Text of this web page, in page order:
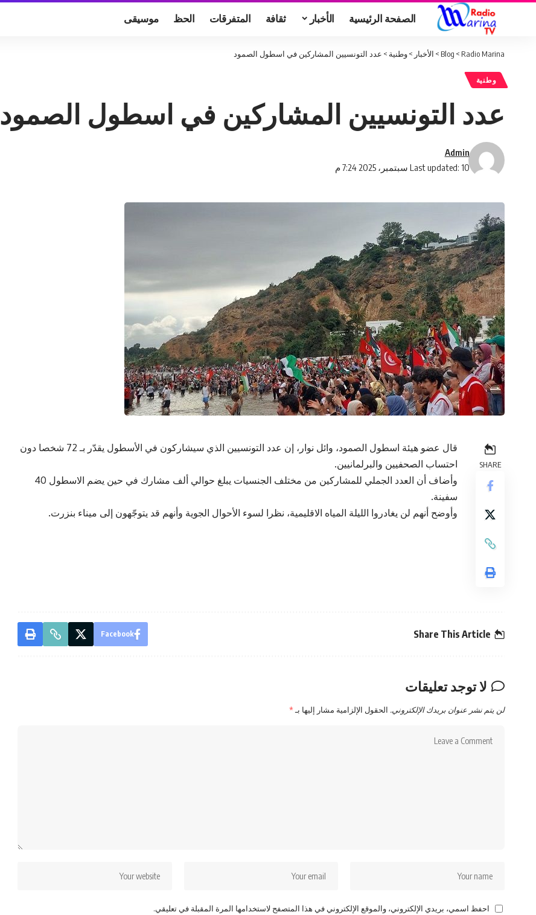
الصفحة الرئيسية الأخبار ثقافة المتفرقات الحظ موسيقى
Radio Marina
>
Blog
> الأخبار >وطنية > عدد التونسيين المشاركين في اسطول الصمود
وطنية
عدد التونسيين المشاركين في اسطول الصمود
Last updated: 10 سبتمبر، 2025 7:24 م
Admin
SHARE
قال عضو هيئة اسطول الصمود، وائل نوار، إن عدد التونسيين الذي سيشاركون في الأسطول يقدّر بـ 72 شخصا دون
احتساب الصحفيين والبرلمانيين.
وأضاف أن العدد الجملي للمشاركين من مختلف الجنسيات يبلغ حوالي ألف مشارك في حين يضم الاسطول 40
سفينة.
وأوضح أنهم لن يغادروا الليلة المياه الاقليمية، نظرا لسوء الأحوال الجوية وأنهم قد يتوجّهون إلى ميناء بنزرت.
Share This Article
Facebook
لا توجد تعليقات
لن يتم نشر عنوان بريدك الإلكتروني. الحقول الإلزامية مشار إليها بـ*
احفظ اسمي، بريدي الإلكتروني، والموقع الإلكتروني في هذا المتصفح لاستخدامها المرة المقبلة في تعليقي.